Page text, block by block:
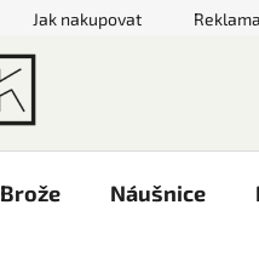
Jak nakupovat
Brože Náušnice